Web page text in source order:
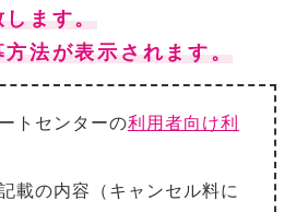
します。
法が表示されます。
トセンターの利用者向け利
載の内容（キャンセル料に